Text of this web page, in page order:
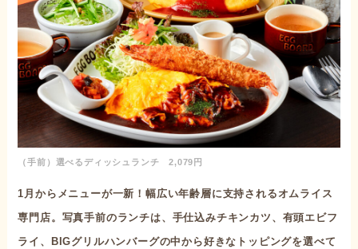
（手前）選べるディッシュランチ 2,079円
1月からメニューが一新！幅広い年齢層に支持されるオムライス
専門店。写真手前のランチは、手仕込みチキンカツ、有頭エビフ
ライ、BIGグリルハンバーグの中から好きなトッピングを選べて